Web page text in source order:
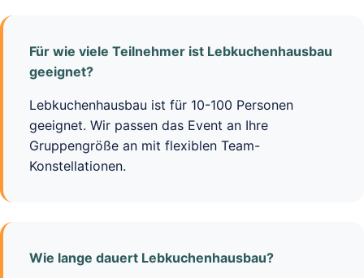
Für wie viele Teilnehmer ist Lebkuchenhausbau
geeignet?
Lebkuchenhausbau ist für 10-100 Personen
geeignet. Wir passen das Event an Ihre
Gruppengröße an mit flexiblen Team-
Konstellationen.
Wie lange dauert Lebkuchenhausbau?